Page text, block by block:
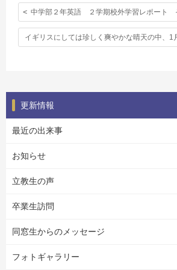
更新情報
最近の出来事
お知らせ
立教生の声
卒業生訪問
同窓生からのメッセージ
フォトギャラリー